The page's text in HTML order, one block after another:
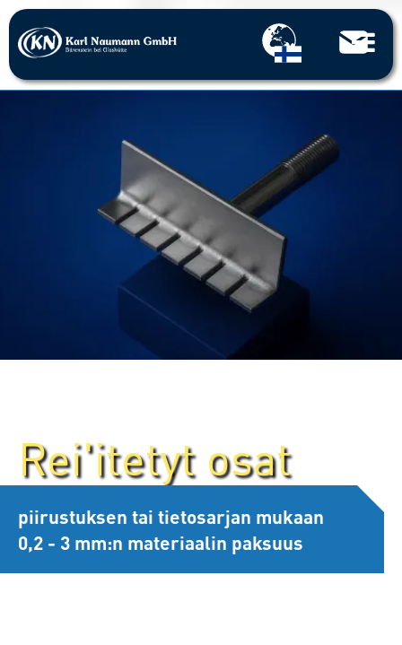
Rei'itetyt osat
piirustuksen tai tietosarjan mukaan
0,2 - 3 mm:n materiaalin paksuus